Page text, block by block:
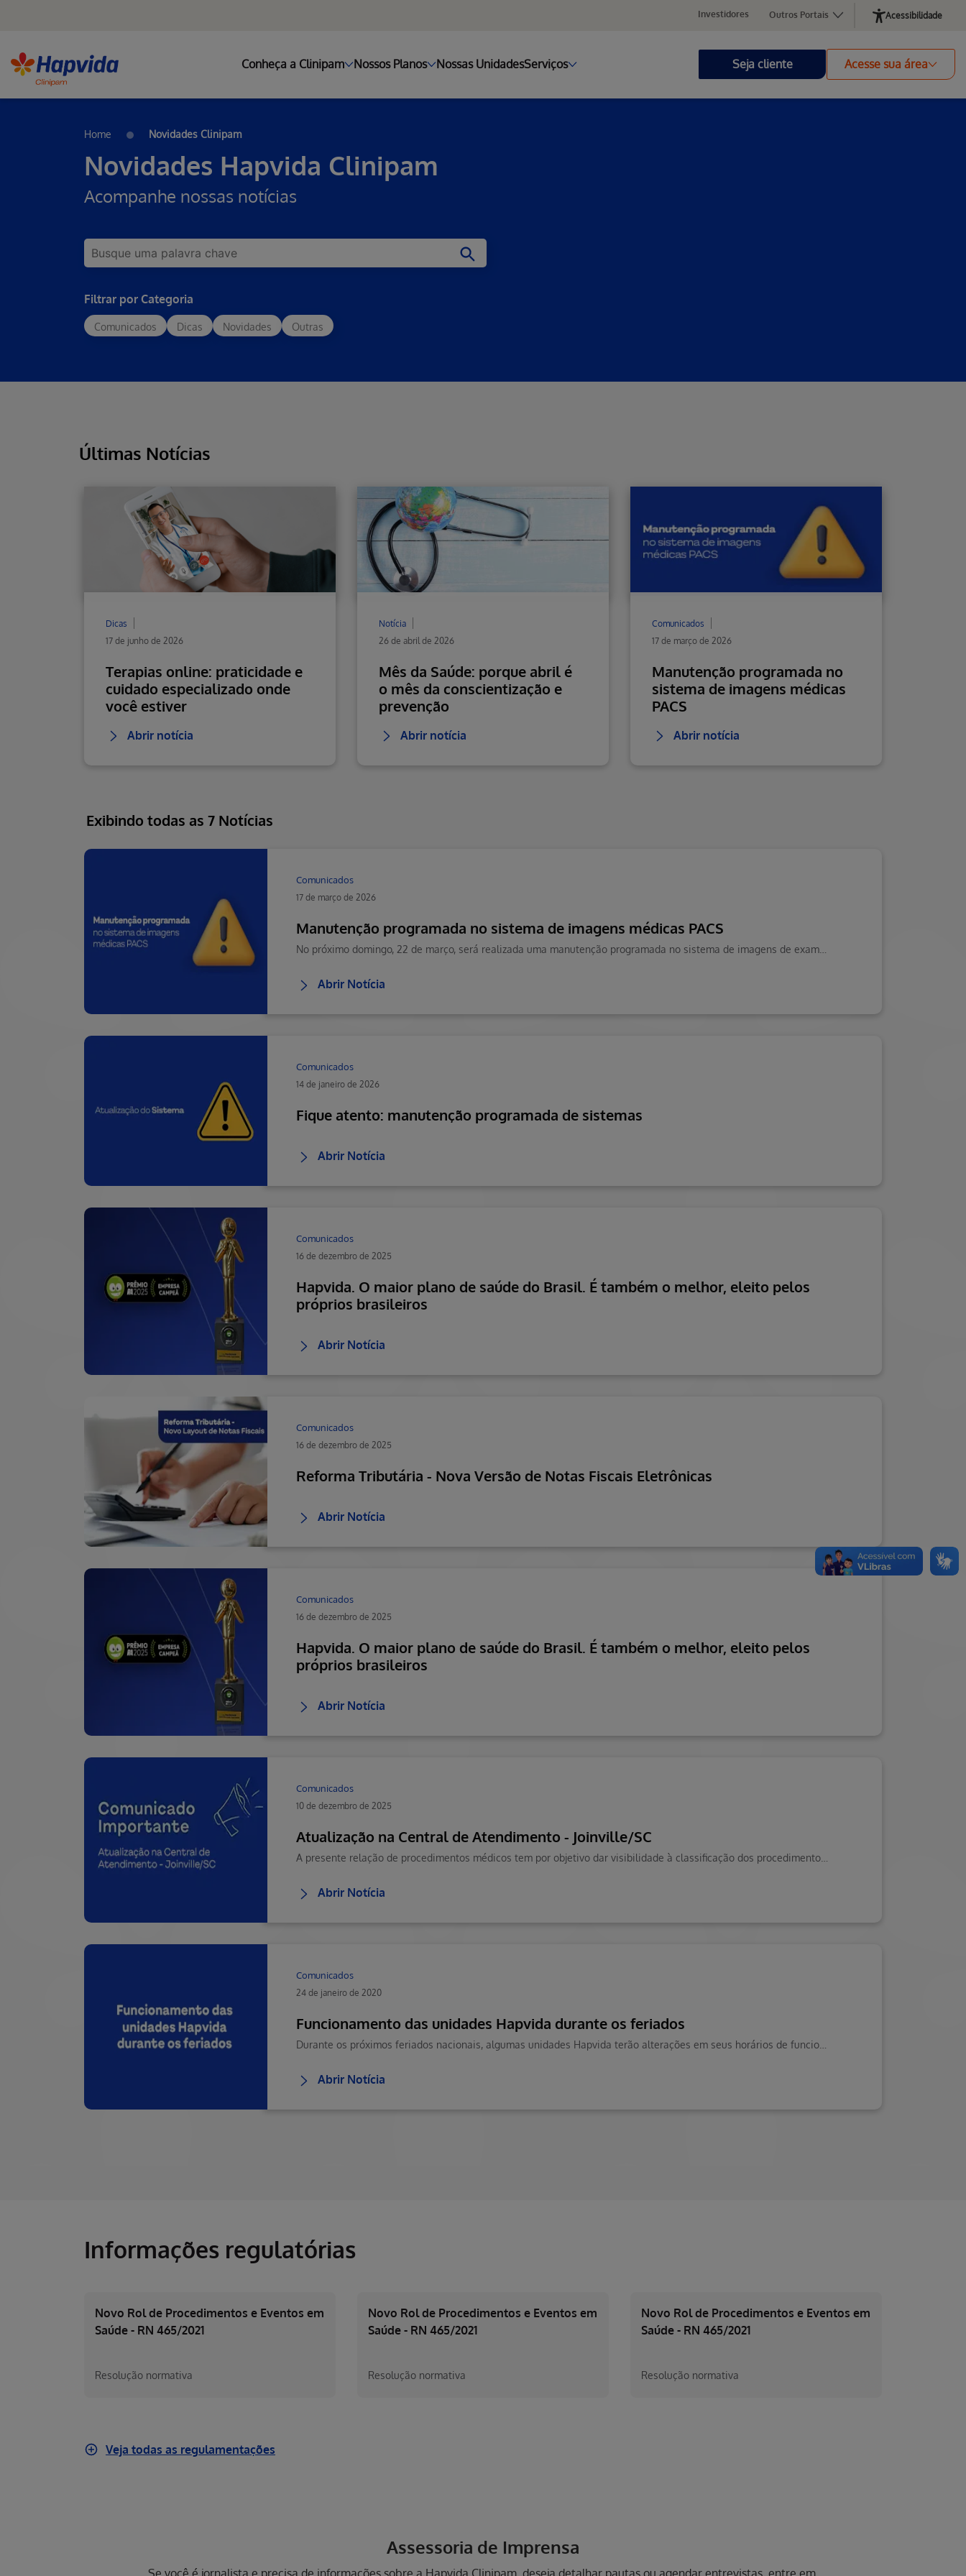
Investidores Outros Portais Acessibilidade
Conheça a Clinipam Nossos Planos Nossas UnidadesServiços Seja cliente Acesse sua área
Home Novidades Clinipam
Novidades Hapvida Clinipam
Acompanhe nossas notícias
Filtrar por Categoria
Comunicados Dicas Novidades Outras
Últimas Notícias
Dicas
17 de junho de 2026
Terapias online: praticidade e
cuidado especializado onde
você estiver
Abrir notícia
Notícia
26 de abril de 2026
Mês da Saúde: porque abril é
o mês da conscientização e
prevenção
Abrir notícia
Comunicados
17 de março de 2026
Manutenção programada no
sistema de imagens médicas
PACS
Abrir notícia
Exibindo todas as 7 Notícias
Comunicados
17 de março de 2026
Manutenção programada no sistema de imagens médicas PACS
Abrir Notícia
Comunicados
14 de janeiro de 2026
Fique atento: manutenção programada de sistemas
Abrir Notícia
Comunicados
16 de dezembro de 2025
Hapvida. O maior plano de saúde do Brasil. É também o melhor, eleito pelos
próprios brasileiros
Abrir Notícia
Comunicados
16 de dezembro de 2025
Reforma Tributária - Nova Versão de Notas Fiscais Eletrônicas
Abrir Notícia
Comunicados
16 de dezembro de 2025
Hapvida. O maior plano de saúde do Brasil. É também o melhor, eleito pelos
próprios brasileiros
Abrir Notícia
Comunicados
10 de dezembro de 2025
Atualização na Central de Atendimento - Joinville/SC
Abrir Notícia
Comunicados
24 de janeiro de 2020
Funcionamento das unidades Hapvida durante os feriados
Abrir Notícia
Informações regulatórias
Novo Rol de Procedimentos e Eventos em
Saúde - RN 465/2021
Resolução normativa
Novo Rol de Procedimentos e Eventos em
Saúde - RN 465/2021
Resolução normativa
Novo Rol de Procedimentos e Eventos em
Saúde - RN 465/2021
Resolução normativa
Veja todas as regulamentações
Assessoria de Imprensa
Se você é jornalista e precisa de informações sobre a Hapvida Clinipam, deseja detalhar pautas ou agendar entrevistas, entre em